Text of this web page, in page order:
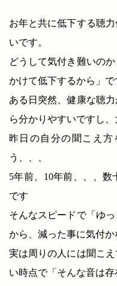
お年と共に低下する聴
いです。
どうして気付き難いの
かけて低下するから」で
ある日突然、健康な聴
ら分かりやすいですし、
昨日の自分の聞こえ方
う、、、
5年前、10年前、、、
です
そんなスピードで「ゆ
から、減った事に気付か
実は周りの人には聞こ
い時点で「そんな音は存